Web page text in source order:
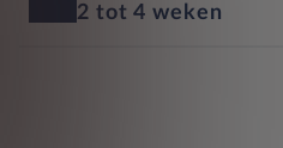
2 tot 4 weken